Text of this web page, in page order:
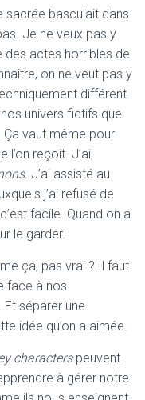
sacrée basculait dans
Je ne veux pas y
des actes horribles de
on ne veut pas y
différent.
univers fictifs que
Ça vaut même pour
l’on reçoit. J’ai,
. J’ai assisté au
j’ai refusé de
facile. Quand on a
le garder.
ça, pas vrai ? Il faut
face à nos
séparer une
idée qu’on a aimée.
characterspeuvent
à gérer notre